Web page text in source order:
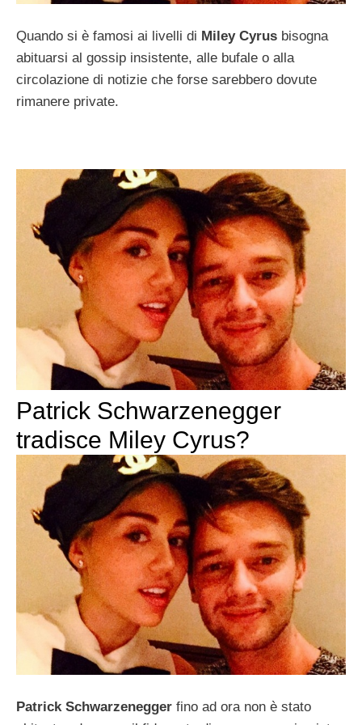
Quando si è famosi ai livelli di Miley Cyrus bisogna
abituarsi al gossip insistente, alle bufale o alla
circolazione di notizie che forse sarebbero dovute
rimanere private.
Patrick Schwarzenegger
tradisce Miley Cyrus?
Patrick Schwarzenegger fino ad ora non è stato